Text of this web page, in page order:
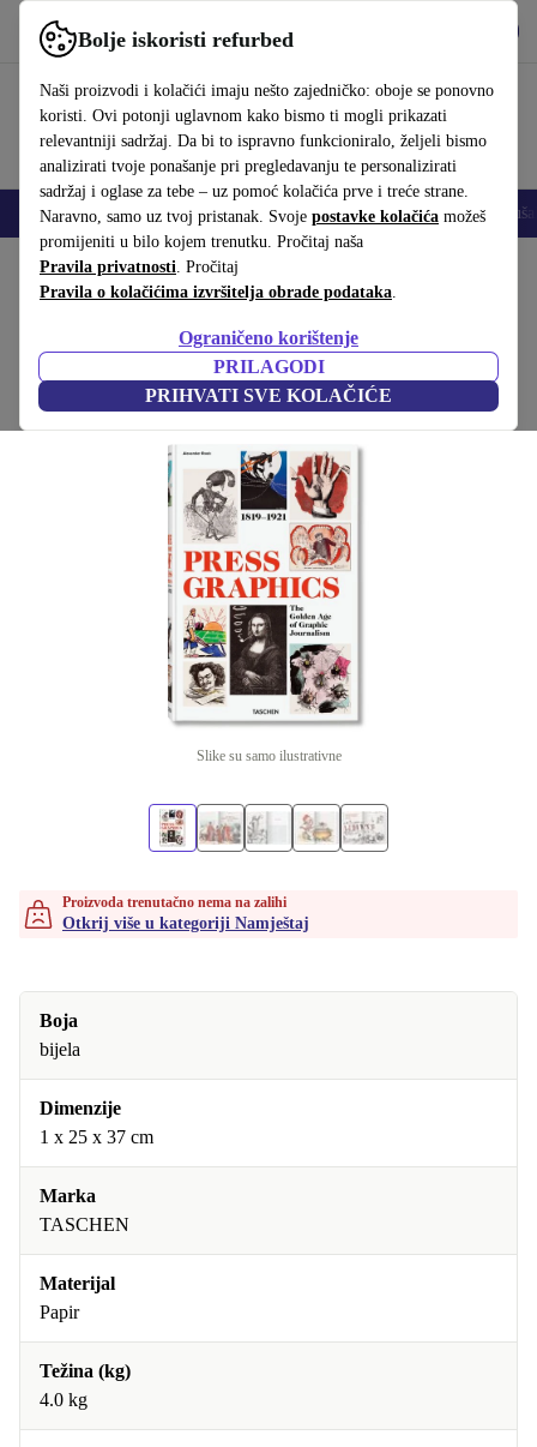
Bolje iskoristi refurbed
Naši proizvodi i kolačići imaju nešto zajedničko: oboje se ponovno
koristi. Ovi potonji uglavnom kako bismo ti mogli prikazati
relevantniji sadržaj. Da bi to ispravno funkcioniralo, željeli bismo
analizirati tvoje ponašanje pri pregledavanju te personalizirati
sadržaj i oglase za tebe – uz pomoć kolačića prve i treće strane.
Naravno, samo uz tvoj pristanak. Svoje postavke kolačića možeš
promijeniti u bilo kojem trenutku. Pročitaj naša
Pravila privatnosti. Pročitaj
Pravila o kolačićima izvršitelja obrade podataka.
Ograničeno korištenje
PRILAGODI
PRIHVATI SVE KOLAČIĆE
Koristi refurbed brzo i jednostavno
Mobiteli Prijenosna računala Tableti Pametni satovi Dodaci
Početna stranica Proizvodi Kućanstvo
History of Press Graphics. 1819–1921
Bijela
(Prikupljanje recenzija)
Slike su samo ilustrativne
Proizvoda trenutačno nema na zalihi
Otkrij više u kategoriji Namještaj
Boja
bijela
Dimenzije
1 x 25 x 37 cm
Marka
TASCHEN
Materijal
Papir
Težina (kg)
4.0 kg